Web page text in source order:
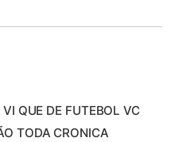
QUE DE FUTEBOL VC
TODA CRONICA